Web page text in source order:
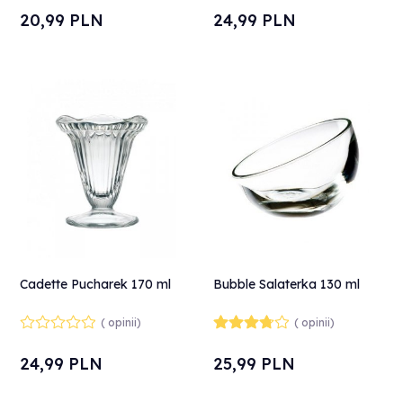
20,99 PLN 24,99 PLN
Cadette Pucharek 170 ml
( opinii)
24,99 PLN
Bubble Salaterka 130 ml
( opinii)
25,99 PLN